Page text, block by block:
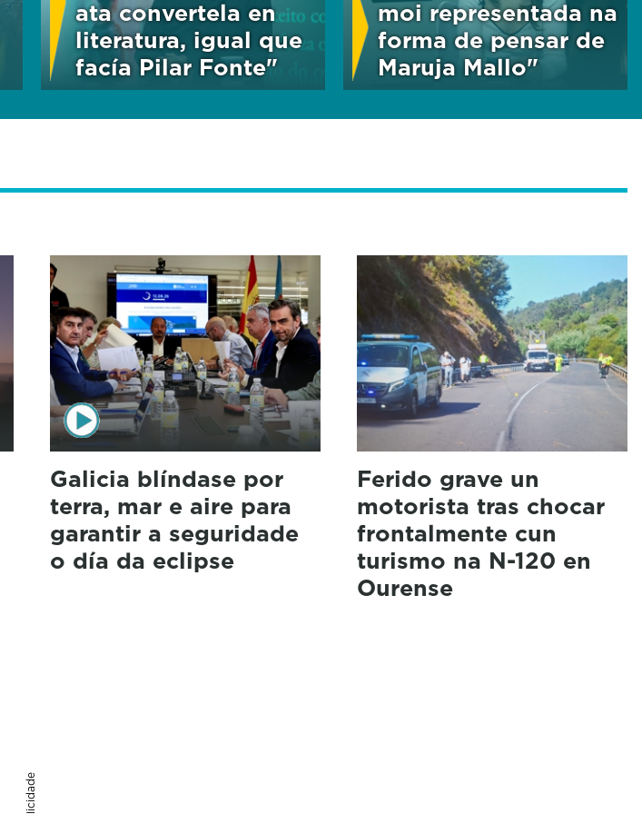
ata convertela en
literatura, igual que
facía Pilar Fonte"
moi representada na
forma de pensar de
Maruja Mallo"
Galicia blíndase por
terra, mar e aire para
garantir a seguridade
o día da eclipse
Ferido grave un
motorista tras chocar
frontalmente cun
turismo na N-120 en
Ourense